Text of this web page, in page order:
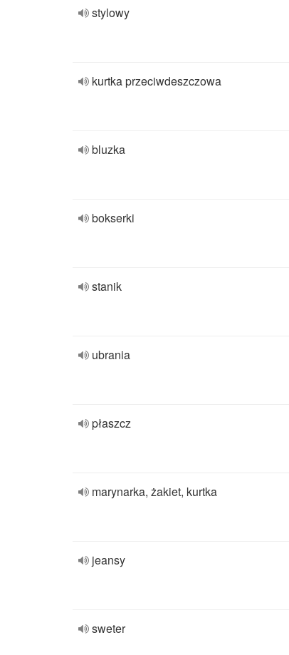
stylowy
kurtka przeciwdeszczowa
bluzka
bokserki
stanik
ubrania
płaszcz
marynarka, żakiet, kurtka
jeansy
sweter